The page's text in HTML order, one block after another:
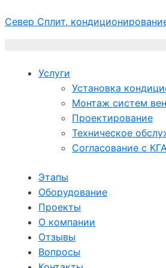
к
Север Сплит,
Услуги
Установка
Монтаж систем
Проектирование
Техническое
Согласование с
Этапы
Оборудование
Проекты
О компании
Отзывы
Вопросы